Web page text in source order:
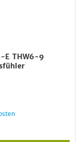
E THW6-9